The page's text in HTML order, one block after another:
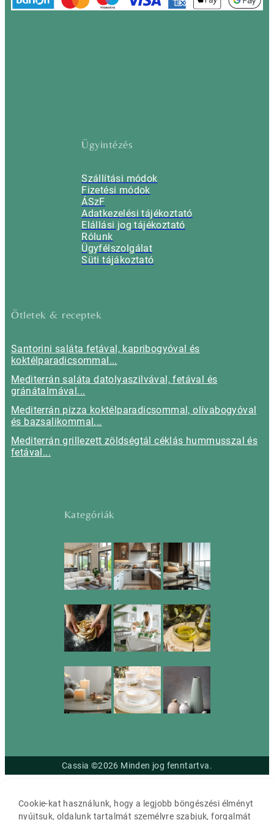
Ügyintézés
Szállítási módok
Fizetési módok
ÁSzF
Adatkezelési tájékoztató
Elállási jog tájékoztató
Rólunk
Ügyfélszolgálat
Süti tájákoztató
Ötletek & receptek
Santorini saláta fetával, kapribogyóval és
koktélparadicsommal...
Mediterrán saláta datolyaszilvával, fetával és
gránátalmával...
Mediterrán pizza koktélparadicsommal, olívabogyóval
és bazsalikommal...
Mediterrán grillezett zöldségtál céklás hummusszal és
fetával...
Kategóriák
Cassia ©2026 Minden jog fenntartva.
Cookie-kat használunk, hogy a legjobb böngészési élményt
nyújtsuk, oldalunk tartalmát személyre szabjuk, forgalmát